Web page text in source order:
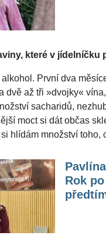
které v
První dva
dvě až tři »dvojky«
sacharidů,
moct si dát občas
hlídám množství toho,
Rok